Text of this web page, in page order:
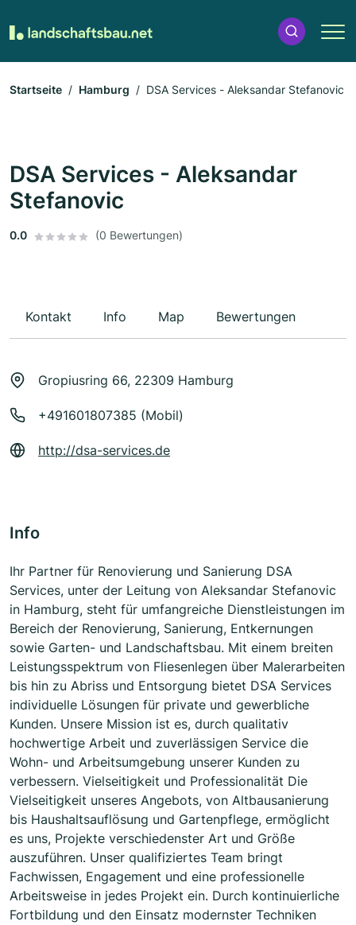
Startseite Hamburg DSA Services - Aleksandar Stefanovic
DSA Services - Aleksandar
Stefanovic
0.0 (0 Bewertungen)
Kontakt Info Map Bewertungen
Gropiusring 66, 22309 Hamburg
+491601807385 (Mobil)
http://dsa-services.de
Info
Ihr Partner für Renovierung und Sanierung DSA
Services, unter der Leitung von Aleksandar Stefanovic
in Hamburg, steht für umfangreiche Dienstleistungen im
Bereich der Renovierung, Sanierung, Entkernungen
sowie Garten- und Landschaftsbau. Mit einem breiten
Leistungsspektrum von Fliesenlegen über Malerarbeiten
bis hin zu Abriss und Entsorgung bietet DSA Services
individuelle Lösungen für private und gewerbliche
Kunden. Unsere Mission ist es, durch qualitativ
hochwertige Arbeit und zuverlässigen Service die
Wohn- und Arbeitsumgebung unserer Kunden zu
verbessern. Vielseitigkeit und Professionalität Die
Vielseitigkeit unseres Angebots, von Altbausanierung
bis Haushaltsauflösung und Gartenpflege, ermöglicht
es uns, Projekte verschiedenster Art und Größe
auszuführen. Unser qualifiziertes Team bringt
Fachwissen, Engagement und eine professionelle
Arbeitsweise in jedes Projekt ein. Durch kontinuierliche
Fortbildung und den Einsatz modernster Techniken